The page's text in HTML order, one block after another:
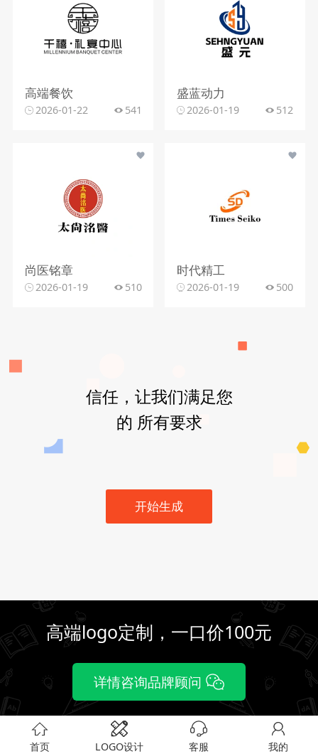
高端餐饮
2026-01-22 541
盛蓝动力
2026-01-19 512
尚医铭章
2026-01-19 510
时代精工
2026-01-19 500
信任，让我们满足您
的 所有要求
开始生成
高端logo定制，一口价100元
详情咨询品牌顾问
首页 LOGO设计 客服 我的